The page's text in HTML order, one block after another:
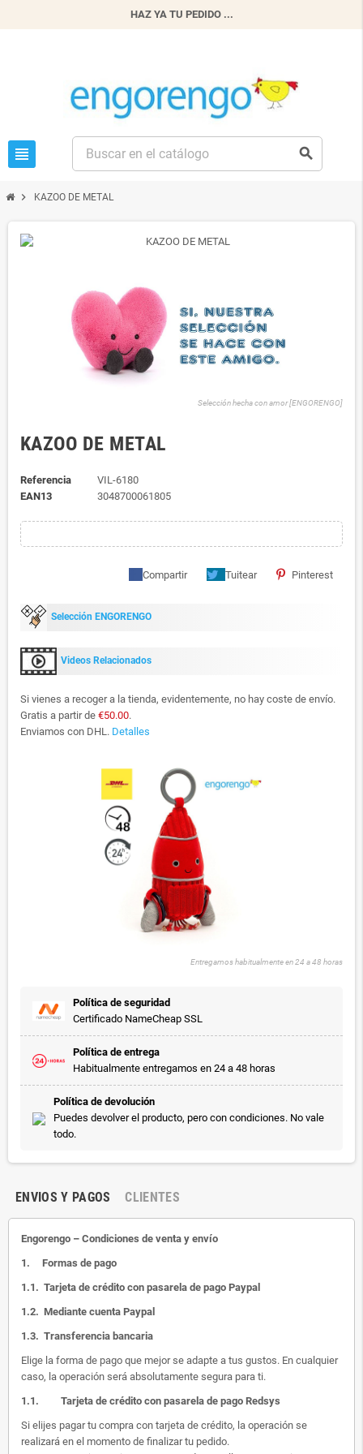
HAZ YA TU PEDIDO ...
view_headline search
chevron_right KAZOO DE METAL
Selección hecha con amor [ENGORENGO]
KAZOO DE METAL
Referencia
VIL-6180
EAN13
3048700061805
Compartir Tuitear Pinterest
Selección ENGORENGO
Videos Relacionados
Si vienes a recoger a la tienda, evidentemente, no hay coste de envío.
Gratis a partir de €50.00.
Enviamos con DHL. Detalles
Entregamos habitualmente en 24 a 48 horas
Política de seguridad
Certificado NameCheap SSL
Política de entrega
Habitualmente entregamos en 24 a 48 horas
Política de devolución
Puedes devolver el producto, pero con condiciones. No vale
todo.
ENVIOS Y PAGOS CLIENTES
Engorengo – Condiciones de venta y envío
1. Formas de pago
1.1. Tarjeta de crédito con pasarela de pago Paypal
1.2. Mediante cuenta Paypal
1.3. Transferencia bancaria
Elige la forma de pago que mejor se adapte a tus gustos. En cualquier
caso, la operación será absolutamente segura para ti.
1.1. Tarjeta de crédito con pasarela de pago Redsys
Si elijes pagar tu compra con tarjeta de crédito, la operación se
realizará en el momento de finalizar tu pedido.